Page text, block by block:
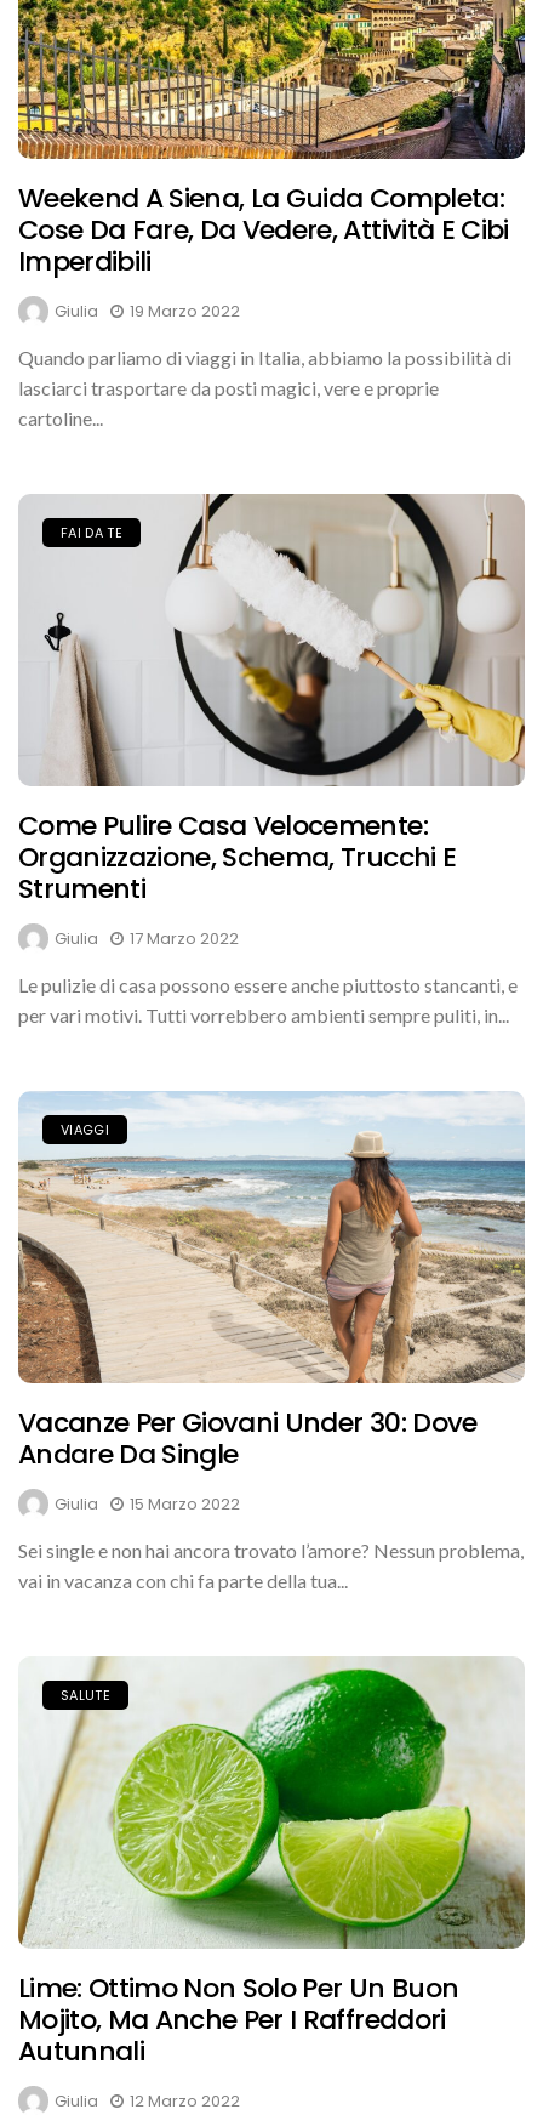
Weekend A Siena, La Guida Completa:
Cose Da Fare, Da Vedere, Attività E Cibi
Imperdibili
Giulia
19 Marzo 2022
Quando parliamo di viaggi in Italia, abbiamo la possibilità di
lasciarci trasportare da posti magici, vere e proprie
cartoline...
FAI DA TE
Come Pulire Casa Velocemente:
Organizzazione, Schema, Trucchi E
Strumenti
Giulia
17 Marzo 2022
Le pulizie di casa possono essere anche piuttosto stancanti, e
per vari motivi. Tutti vorrebbero ambienti sempre puliti, in...
VIAGGI
Vacanze Per Giovani Under 30: Dove
Andare Da Single
Giulia
15 Marzo 2022
Sei single e non hai ancora trovato l’amore? Nessun problema,
vai in vacanza con chi fa parte della tua...
SALUTE
Lime: Ottimo Non Solo Per Un Buon
Mojito, Ma Anche Per I Raffreddori
Autunnali
Giulia 12 Marzo 2022